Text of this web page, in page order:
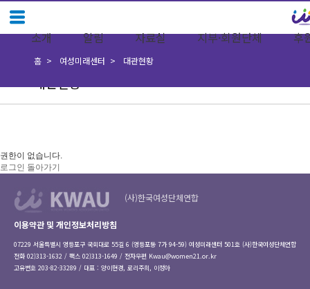
소개 알림 자료실 지부·회원단체 후
대관현황
홈 여성미래센터 대관현황
권한이 없습니다.
로그인 돌아가기
(사)한국여성단체연합
이용약관 및 개인정보처리방침
07229 서울특별시 영등포구 국회대로 55길 6 (영등포동 7가 94-59) 여성미래센터 501호 (사)한국여성단체연합
전화 02)313-1632 / 팩스 02)313-1649 / 전자우편 Kwau@women21.or.kr
고유번호 203-82-33289 / 대표 : 양이현경, 로리주희, 이정아